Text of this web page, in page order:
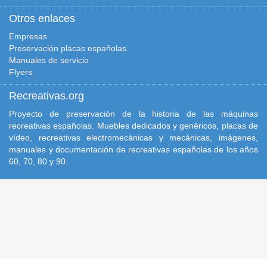
Otros enlaces
Empresas
Preservación placas españolas
Manuales de servicio
Flyers
Recreativas.org
Proyecto de preservación de la historia de las máquinas
recreativas españolas. Muebles dedicados y genéricos, placas de
vídeo, recreativas electromecánicas y mecánicas, imágenes,
manuales y documentación de recreativas españolas de los años
60, 70, 80 y 90.